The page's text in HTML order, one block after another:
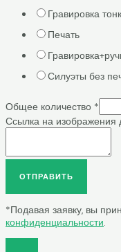
Гравировка
Печать
Силуэты без
Общее количество *
Ссылка на изображения
ОТПРАВИТЬ
*Подавая заявку, вы
конфиденциальности.